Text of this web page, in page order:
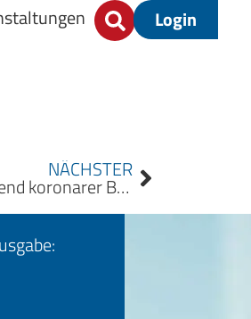
Login
NÄCHSTER
Beeinflusst die extrakorporale Zirkulation während koronarer Bypassoperationen das Ausmaß und die Häufigkeit der Hämolyse?